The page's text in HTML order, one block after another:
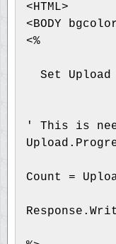
<HTML>
<BODY
<%
Set Upload
' This is
Count =